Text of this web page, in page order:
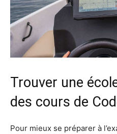
Trouver une
des cours de
Pour mieux se préparer à